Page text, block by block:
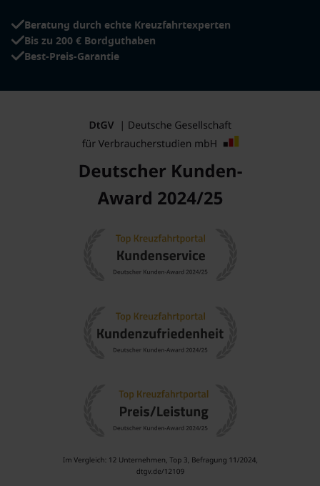
entdecken können:
Strandaktivitäten: Genießen Sie die Sonne an den
Schnorcheln und Tauchen
: Die Gewässer rund um Bequia
sind reich an Meeresleben. Nehmen Sie an einer
geführten Schnorcheltour teil, um die beeindruckenden
Korallenriffe und die vielfältige Unterwasserwelt zu
maritime Geschichte der Region im Whaling Museum, das
sich in einem historischen Gebäude befindet.
Lokale Märkte und Kunsthandwerk: Erkunden Sie die
und Handwerker der Insel.
: Unternehmen Sie eine Bootsfahrt zu den
unberührten Stränden der umliegenden Inseln, wie
Schönheit der Karibik.
Naheliegende Häfen von Port Elizabeth, St.
Eine Kreuzfahrt zu Port Elizabeth ermöglicht es Ihnen auch,
Beratung durch echte Kreuzfahrtexperten
Bis zu 200 € Bordguthaben
Best-Preis-Garantie